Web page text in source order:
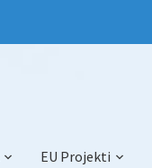
EU Projekti